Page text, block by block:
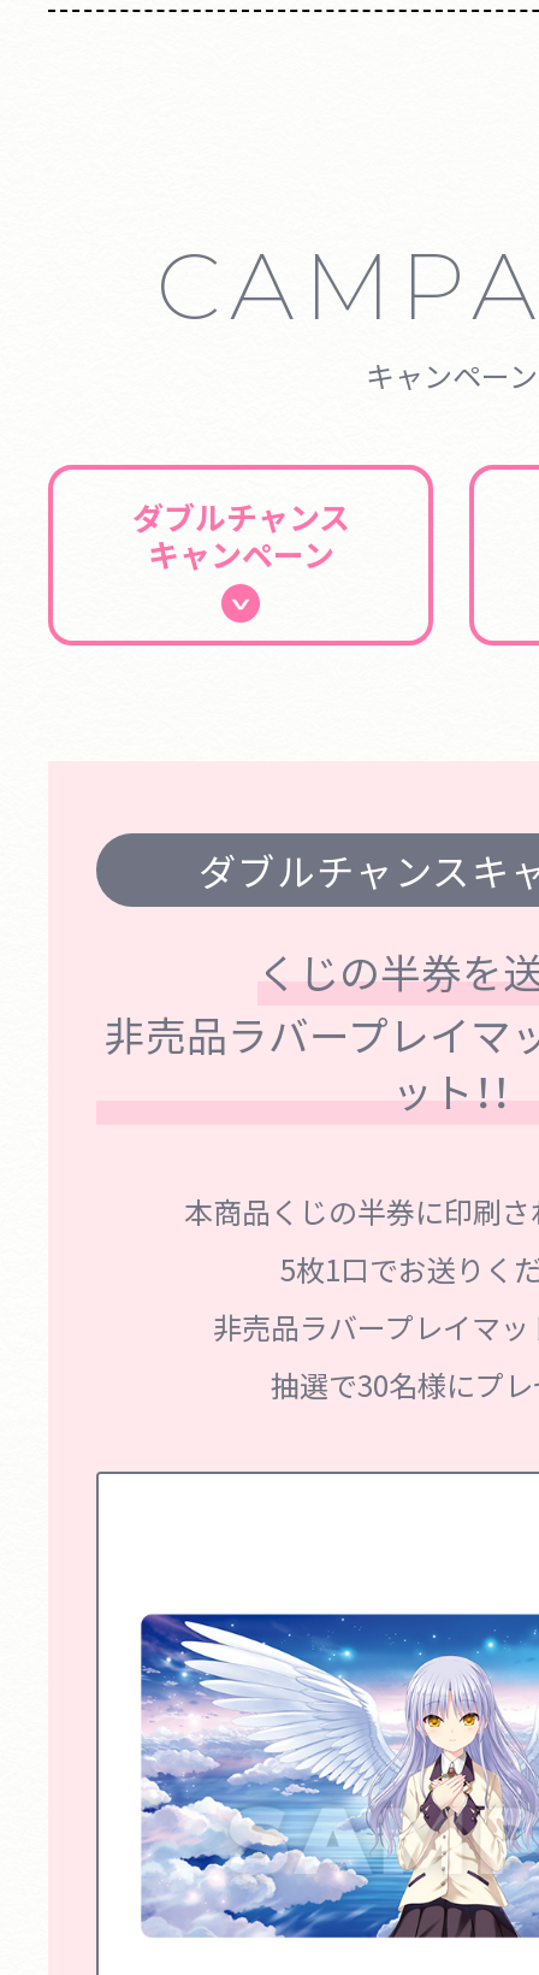
キャンペーン
ダブルチャンス
キャンペーン
ダブルチャンスキ
くじの半券を
非売品ラバープレイマ
ット！！
本商品くじの半券に印刷さ
5枚1口でお送りく
非売品ラバープレイマッ
抽選で30名様にプレ